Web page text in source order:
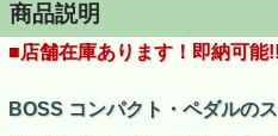
商品説明
■店舗在庫あります！即納可能
BOSS コンパクト・ペダルの